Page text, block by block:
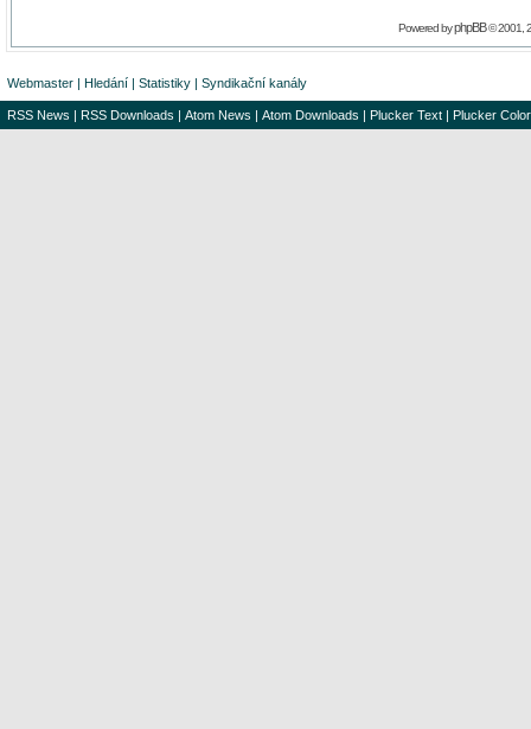
Powered byphpBB© 2001,
Webmaster | Hledání | Statistiky | Syndikační kanály
RSS News | RSS Downloads | Atom News | Atom Downloads | Plucker Text | Plucker Color